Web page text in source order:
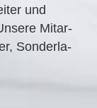
und
Mitar­
Sonder­la­